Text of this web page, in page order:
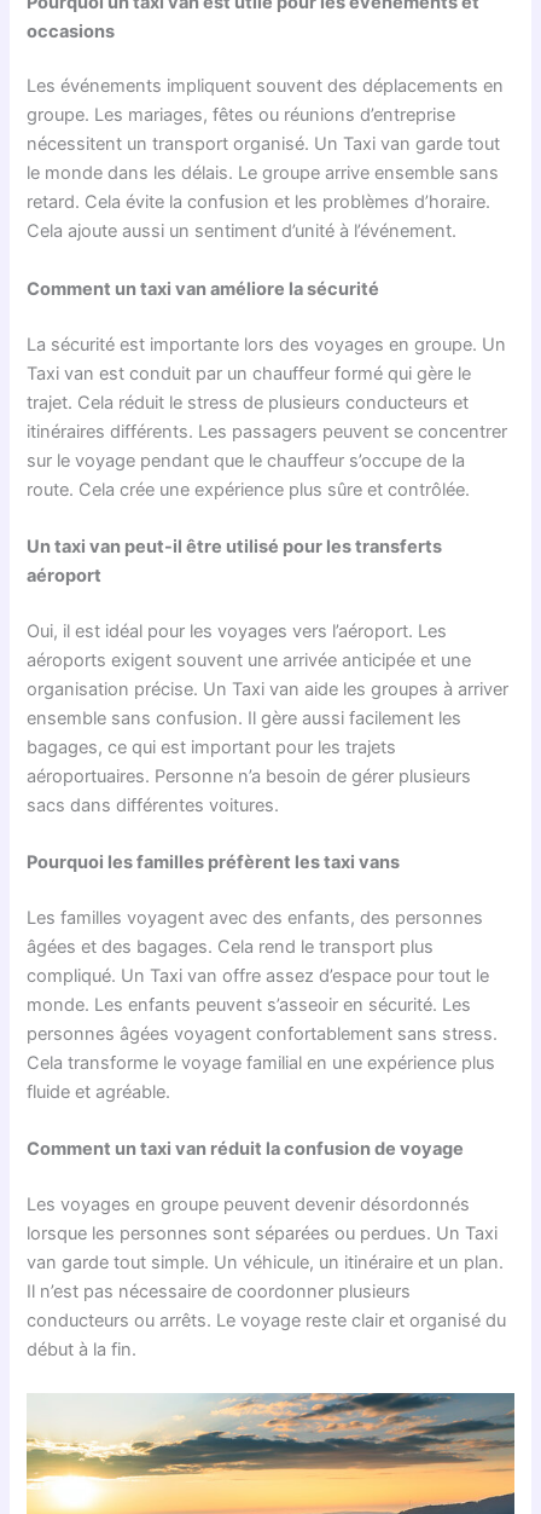
occasions
Les événements impliquent souvent des déplacements en
groupe. Les mariages, fêtes ou réunions d’entreprise
nécessitent un transport organisé. Un Taxi van garde tout
le monde dans les délais. Le groupe arrive ensemble sans
retard. Cela évite la confusion et les problèmes d’horaire.
Cela ajoute aussi un sentiment d’unité à l’événement.
Comment un taxi van améliore la sécurité
La sécurité est importante lors des voyages en groupe. Un
Taxi van est conduit par un chauffeur formé qui gère le
trajet. Cela réduit le stress de plusieurs conducteurs et
itinéraires différents. Les passagers peuvent se concentrer
sur le voyage pendant que le chauffeur s’occupe de la
route. Cela crée une expérience plus sûre et contrôlée.
Un taxi van peut-il être utilisé pour les transferts
aéroport
Oui, il est idéal pour les voyages vers l’aéroport. Les
aéroports exigent souvent une arrivée anticipée et une
organisation précise. Un Taxi van aide les groupes à arriver
ensemble sans confusion. Il gère aussi facilement les
bagages, ce qui est important pour les trajets
aéroportuaires. Personne n’a besoin de gérer plusieurs
sacs dans différentes voitures.
Pourquoi les familles préfèrent les taxi vans
Les familles voyagent avec des enfants, des personnes
âgées et des bagages. Cela rend le transport plus
compliqué. Un Taxi van offre assez d’espace pour tout le
monde. Les enfants peuvent s’asseoir en sécurité. Les
personnes âgées voyagent confortablement sans stress.
Cela transforme le voyage familial en une expérience plus
fluide et agréable.
Comment un taxi van réduit la confusion de voyage
Les voyages en groupe peuvent devenir désordonnés
lorsque les personnes sont séparées ou perdues. Un Taxi
van garde tout simple. Un véhicule, un itinéraire et un plan.
Il n’est pas nécessaire de coordonner plusieurs
conducteurs ou arrêts. Le voyage reste clair et organisé du
début à la fin.